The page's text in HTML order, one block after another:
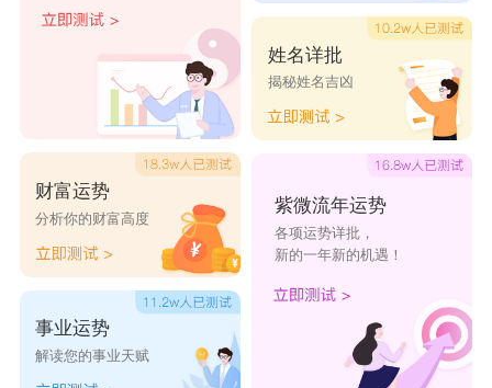
财富运势
分析你的财富高度
事业运势
解读您的事业天赋
姓名详批
揭秘姓名吉凶
紫微流年运势
各项运势详批，
新的一年新的机遇！